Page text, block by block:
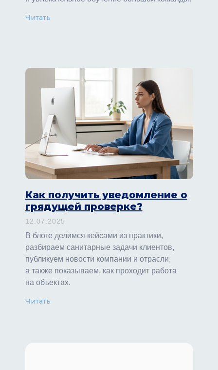
Читать
Как получить уведомление о
грядущей проверке?
12.07.2025
В блоге делимся кейсами из практики,
разбираем санитарные задачи клиентов,
публикуем новости компании и отрасли,
а также показываем, как проходит работа
на объектах.
Читать